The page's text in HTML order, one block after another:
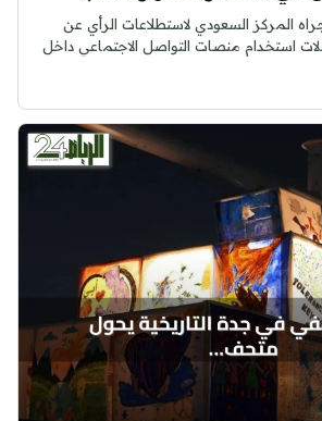
المركز السعودي لاستطلاعات الرأي عن
استخدام منصات التواصل الاجتماعي داخل